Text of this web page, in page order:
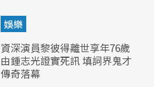
娛樂
資深演員黎彼得離世享年76歲
由鍾志光證實死訊 填詞界鬼才
傳奇落幕